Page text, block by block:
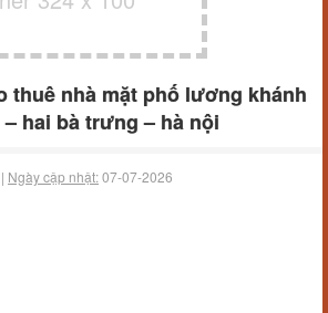
thuê nhà mặt phố lương khánh
hai bà trưng – hà nội
Ngày cập nhật:07-07-2026